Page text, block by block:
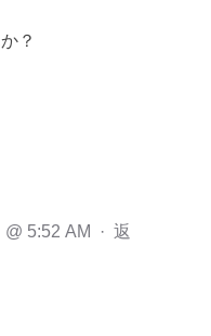
？
5:52 AM · 返